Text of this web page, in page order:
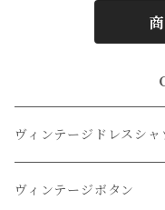
ヴィンテージドレスシャ
オーバーダイドレスシャ
ヴィンテージボタン